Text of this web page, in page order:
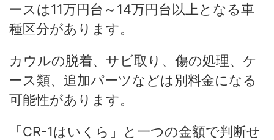
ースは11万円台～14万円台以上となる車
種区分があります。
カウルの脱着、サビ取り、傷の処理、ケ
ース類、追加パーツなどは別料金になる
可能性があります。
「CR-1はいくら」と一つの金額で判断せ